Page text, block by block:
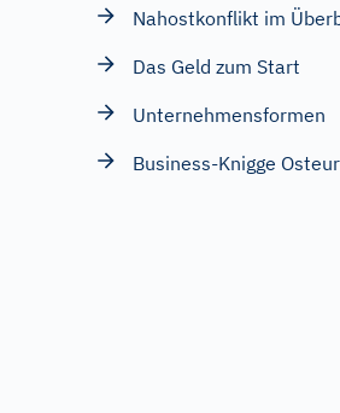
Nahostkonflikt im
Das Geld zum Start
Unternehmensformen
Business-Knigge